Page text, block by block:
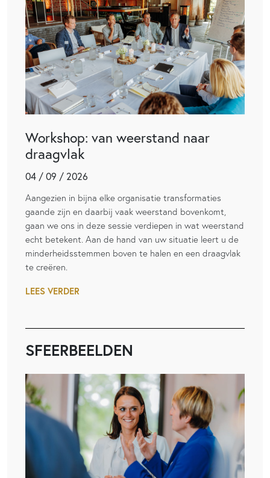
Workshop: van weerstand naar
draagvlak
04 / 09 / 2026
Aangezien in bijna elke organisatie transformaties
gaande zijn en daarbij vaak weerstand bovenkomt,
gaan we ons in deze sessie verdiepen in wat weerstand
echt betekent. Aan de hand van uw situatie leert u de
minderheidsstemmen boven te halen en een draagvlak
te creëren.
LEES VERDER
SFEERBEELDEN